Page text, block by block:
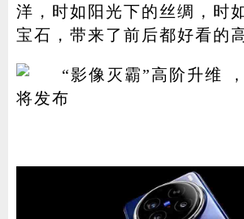
洋，时如阳光下的丝绸，时
宝石，带来了前后都好看的